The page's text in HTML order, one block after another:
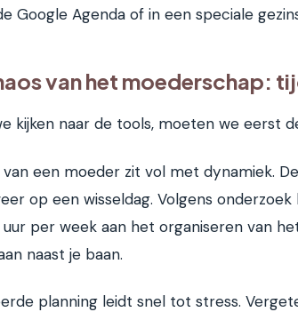
Google Agenda of in een speciale
van het moederschap:
kijken naar de tools, moeten we eerst
een moeder zit vol met dynamiek.
op een wisseldag. Volgens
per week aan het organiseren van
naast je baan.
planning leidt snel tot stress.